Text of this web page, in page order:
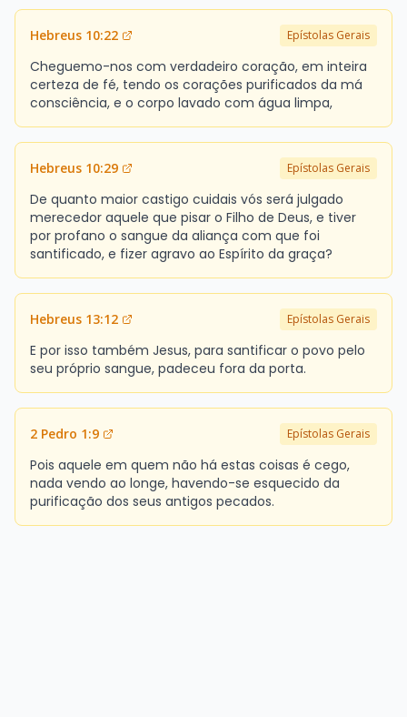
Hebreus 10:22 Epístolas Gerais
Cheguemo-nos com verdadeiro coração, em inteira
certeza de fé, tendo os corações purificados da má
consciência, e o corpo lavado com água limpa,
Hebreus 10:29 Epístolas Gerais
De quanto maior castigo cuidais vós será julgado
merecedor aquele que pisar o Filho de Deus, e tiver
por profano o sangue da aliança com que foi
santificado, e fizer agravo ao Espírito da graça?
Hebreus 13:12 Epístolas Gerais
E por isso também Jesus, para santificar o povo pelo
seu próprio sangue, padeceu fora da porta.
2 Pedro 1:9 Epístolas Gerais
Pois aquele em quem não há estas coisas é cego,
nada vendo ao longe, havendo-se esquecido da
purificação dos seus antigos pecados.